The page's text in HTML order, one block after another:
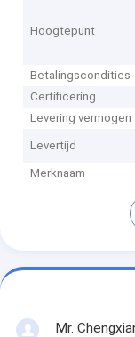
Hoogtepunt
Betalingscondities
Certificering
Levering vermogen
Levertijd
Merknaam
Mr.